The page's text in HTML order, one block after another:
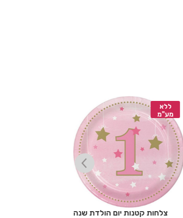
ללא
מע"מ
צלחות קטנות יום הולדת שנה